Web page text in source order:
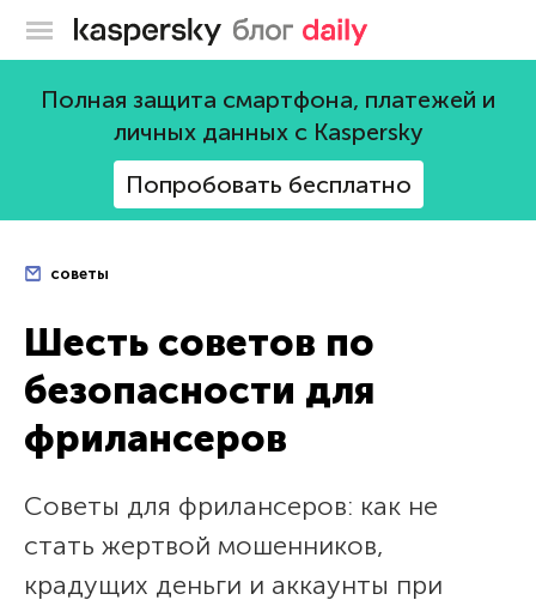
Блог Касперского
Полная защита смартфона, платежей и
личных данных с Kaspersky
Попробовать бесплатно
советы
Шесть советов по
безопасности для
фрилансеров
Советы для фрилансеров: как не
стать жертвой мошенников,
крадущих деньги и аккаунты при